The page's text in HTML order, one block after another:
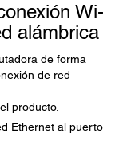
Wi-
alámbrica
de forma
de red
producto.
Ethernet al puerto